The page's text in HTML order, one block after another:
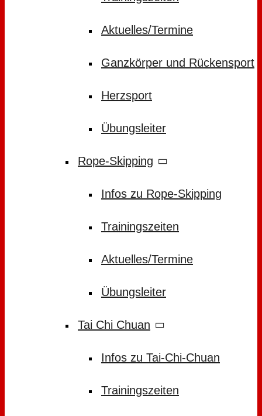
Aktuelles/Termine
Ganzkörper und Rückensport
Herzsport
Übungsleiter
Rope-Skipping
Infos zu Rope-Skipping
Trainingszeiten
Aktuelles/Termine
Übungsleiter
Tai Chi Chuan
Infos zu Tai-Chi-Chuan
Trainingszeiten